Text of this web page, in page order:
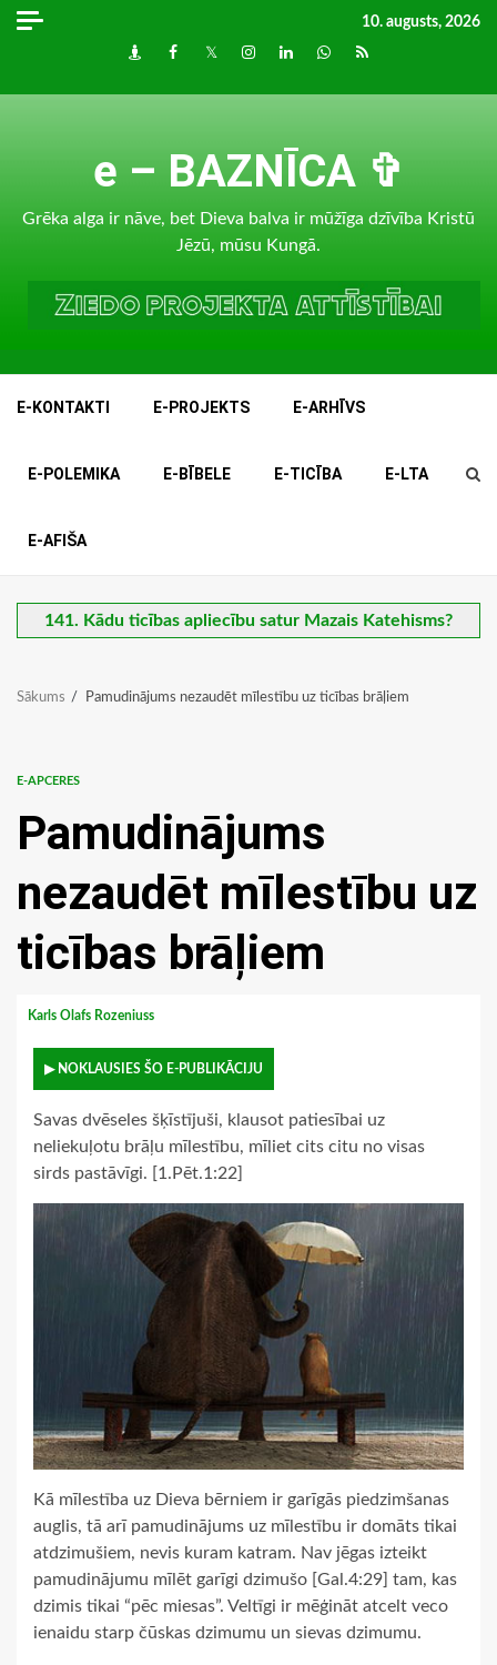
Skip
10. augusts, 2026
DraugiemFacebook
TwitterInstagram
LinkedInwhatsapp
RSS
e – BAZNĪCA ✞
Grēka alga ir nāve, bet Dieva balva ir mūžīga dzīvība Kristū
Jēzū, mūsu Kungā.
E-KONTAKTI E-PROJEKTS E-ARHĪVS
E-POLEMIKA E-BĪBELE E-TICĪBA E-LTA
E-AFIŠA
141. Kādu ticības apliecību satur Mazais Katehisms?
Sākums Pamudinājums nezaudēt mīlestību uz ticības brāļiem
E-APCERES
Pamudinājums
nezaudēt mīlestību uz
ticības brāļiem
Karls Olafs Rozeniuss
▶ NOKLAUSIES ŠO E-PUBLIKĀCIJU
Savas dvēseles šķīstījuši, klausot patiesībai uz
neliekuļotu brāļu mīlestību, mīliet cits citu no visas
sirds pastāvīgi. [1.Pēt.1:22]
Kā mīlestība uz Dieva bērniem ir garīgās piedzimšanas
auglis, tā arī pamudinājums uz mīlestību ir domāts tikai
atdzimušiem, nevis kuram katram. Nav jēgas izteikt
pamudinājumu mīlēt garīgi dzimušo [Gal.4:29] tam, kas
dzimis tikai “pēc miesas”. Veltīgi ir mēģināt atcelt veco
ienaidu starp čūskas dzimumu un sievas dzimumu.